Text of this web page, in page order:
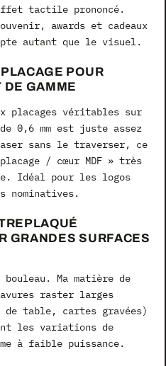
tactile prononcé.
awards et cadeaux
autant que le visuel.
POUR
GAMME
placages véritables sur
de 0,6 mm est juste assez
sans le traverser, ce
/ cœur MDF » très
Idéal pour les logos
nominatives.
GRANDES SURFACES
Ma matière de
raster larges
de table, cartes gravées)
les variations de
à faible puissance.